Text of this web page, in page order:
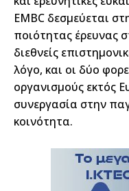
EMBC δεσμεύεται
ποιότητας έρευνας
διεθνείς
λόγο, και οι δύο
οργανισμούς εκτός
συνεργασία στην
κοινότητα.